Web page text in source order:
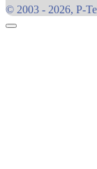
© 2003 - 2026, Р-